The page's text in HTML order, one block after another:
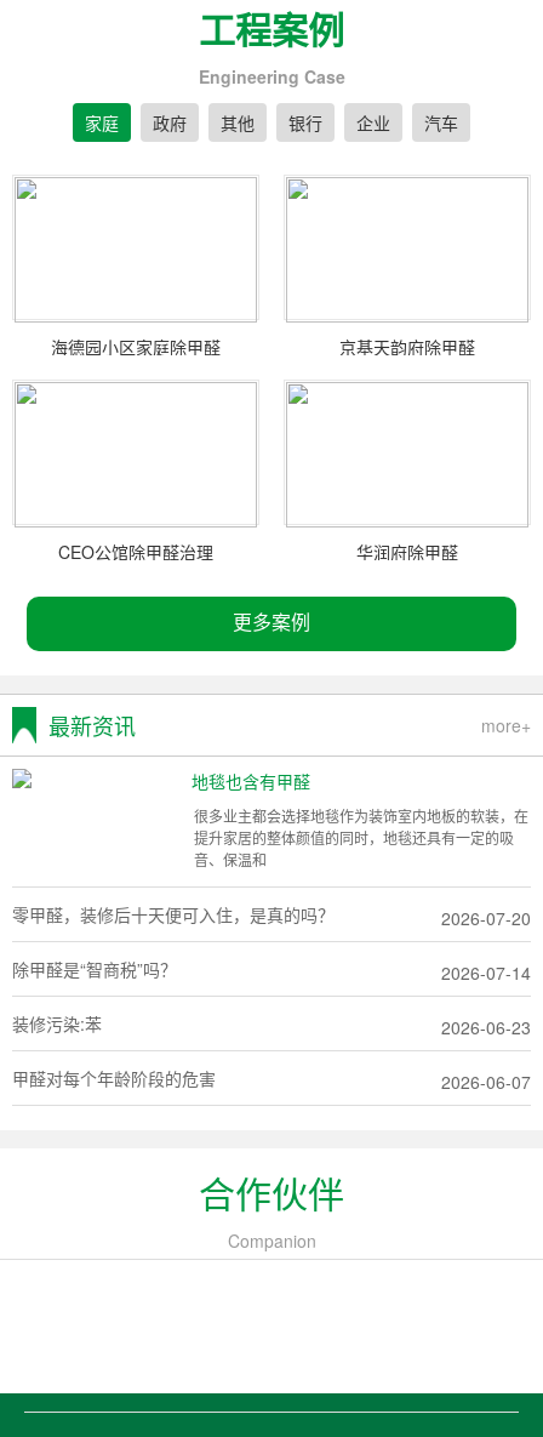
工程案例
Engineering Case
家庭
政府 其他 银行 企业 汽车
海德园小区家庭除甲醛 京基天韵府除甲醛
CEO公馆除甲醛治理 华润府除甲醛
更多案例
最新资讯 more+
地毯也含有甲醛
很多业主都会选择地毯作为装饰室内地板的软装，在
提升家居的整体颜值的同时，地毯还具有一定的吸
音、保温和
零甲醛，装修后十天便可入住，是真的吗？ 2026-07-20
除甲醛是“智商税”吗？ 2026-07-14
装修污染:苯 2026-06-23
甲醛对每个年龄阶段的危害 2026-06-07
合作伙伴
Companion